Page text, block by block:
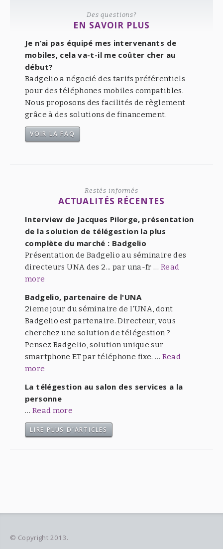
Des questions?
EN SAVOIR PLUS
Je n’ai pas équipé mes intervenants de
mobiles, cela va-t-il me coûter cher au
début?
Badgelio a négocié des tarifs préférentiels
pour des téléphones mobiles compatibles.
Nous proposons des facilités de règlement
grâce à des solutions de financement.
VOIR LA FAQ
Restés informés
ACTUALITÉS RÉCENTES
Interview de Jacques Pilorge, présentation
de la solution de télégestion la plus
complète du marché : Badgelio
Présentation de Badgelio au séminaire des
directeurs UNA des 2... par una-fr … Read
more
Badgelio, partenaire de l'UNA
2ieme jour du séminaire de l'UNA, dont
Badgelio est partenaire. Directeur, vous
cherchez une solution de télégestion ?
Pensez Badgelio, solution unique sur
smartphone ET par téléphone fixe. … Read
more
La télégestion au salon des services a la
personne
… Read more
LIRE PLUS D'ARTICLES
© Copyright 2013.